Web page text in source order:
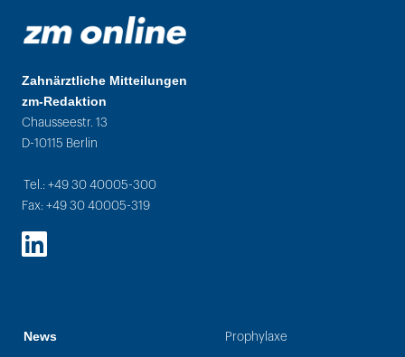
Zahnärztliche Mitteilungen
zm-Redaktion
Chausseestr. 13
D-10115 Berlin
Tel.: +49 30 40005-300
Fax: +49 30 40005-319
LinkedIn
News Prophylaxe